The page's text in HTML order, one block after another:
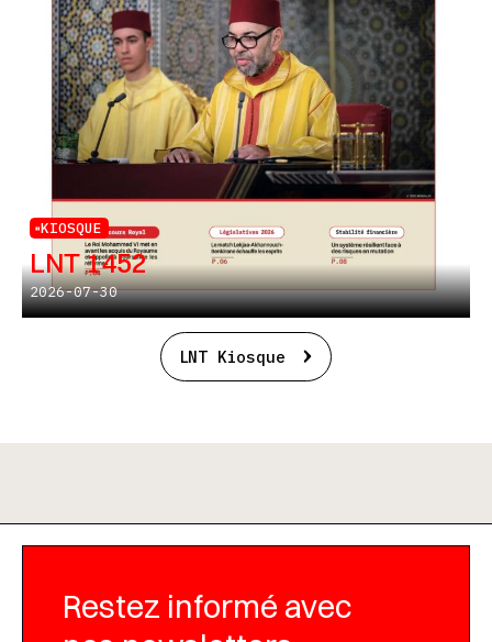
KIOSQUE
LNT 1452
2026-07-30
LNT Kiosque
Restez informé avec